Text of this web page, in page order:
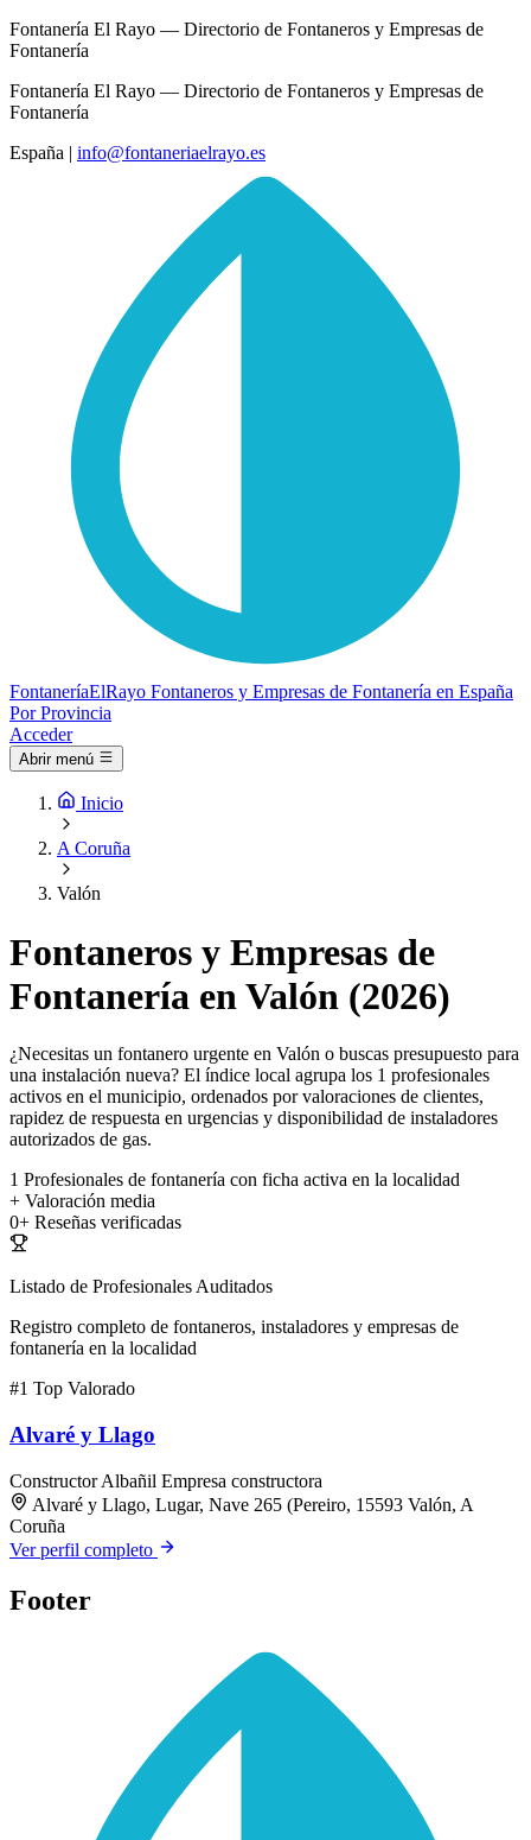
Fontanería El Rayo — Directorio de Fontaneros y Empresas de
Fontanería
Fontanería El Rayo — Directorio de Fontaneros y Empresas de
Fontanería
España | info@fontaneriaelrayo.es
FontaneríaElRayo Fontaneros y Empresas de Fontanería en España
Por Provincia
Acceder
Abrir menú
Inicio
A Coruña
Valón
Fontaneros y Empresas de
Fontanería en Valón (2026)
¿Necesitas un fontanero urgente en Valón o buscas presupuesto para
una instalación nueva? El índice local agrupa los 1 profesionales
activos en el municipio, ordenados por valoraciones de clientes,
rapidez de respuesta en urgencias y disponibilidad de instaladores
autorizados de gas.
1 Profesionales de fontanería con ficha activa en la localidad
+ Valoración media
0+ Reseñas verificadas
Listado de Profesionales Auditados
Registro completo de fontaneros, instaladores y empresas de
fontanería en la localidad
#1 Top Valorado
Alvaré y Llago
ConstructorAlbañil Empresa constructora
Alvaré y Llago, Lugar, Nave 265 (Pereiro, 15593 Valón, A
Coruña
Ver perfil completo
Footer